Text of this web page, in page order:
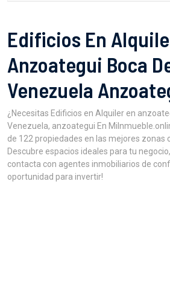
Edificios En
Anzoategui Boca
Venezuela
¿Necesitas Edificios en Alquiler en
Venezuela, anzoategui En
de 122 propiedades en las mejores zonas
Descubre espacios ideales para tu
contacta con agentes inmobiliarios de
oportunidad para invertir!